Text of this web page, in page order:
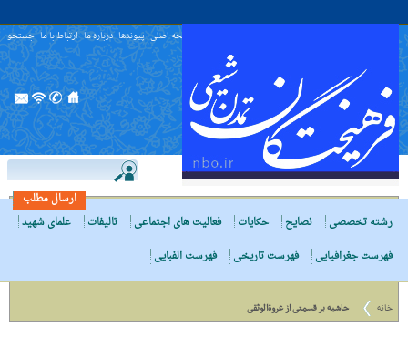
صفحه اصلی پیوندها درباره ما ارتباط با ما جستجو
ارسال مطلب
رشته تخصصی
نصایح حکایات فعالیت های اجتماعی تالیفات
علمای شهید
فهرست جغرافیایی
فهرست تاریخی فهرست الفبایی
خانه حاشیه بر قسمتى از عروةالوثقى